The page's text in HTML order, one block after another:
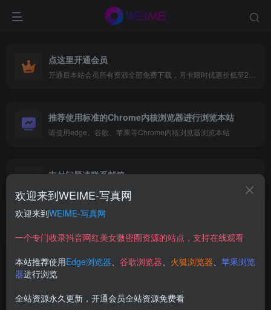
点这里开通会员
推荐使用标准的Chrome内核浏览器进行浏览本站
请使用edge、谷歌、苹果等Chrome内核浏览器浏览本站
支付问题请联系邮箱
遇到支付问题请联系网页底部邮箱或者微信支付留言
weime
欢迎来到WEIME-写真网
欢迎来到WEIME-写真网
一个专门收录抖音网红美女微密圈资源的站点，支持在线观看
本站推荐使用Edge浏览器、 谷歌浏览器、 火狐浏览器、 苹果浏览
器进行浏览
全站资源永久更新，开通会员全站资源免费看